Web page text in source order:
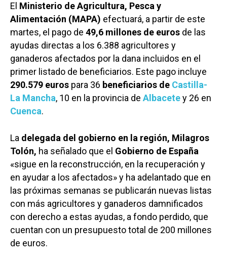
El Ministerio de Agricultura, Pesca y
Alimentación (MAPA) efectuará, a partir de este
martes, el pago de 49,6 millones de euros de las
ayudas directas a los 6.388 agricultores y
ganaderos afectados por la dana incluidos en el
primer listado de beneficiarios. Este pago incluye
290.579 euros para 36 beneficiarios de Castilla-
La Mancha, 10 en la provincia de Albacetey 26 en
Cuenca.
La delegada del gobierno en la región, Milagros
Tolón, ha señalado que el Gobierno de España
«sigue en la reconstrucción, en la recuperación y
en ayudar a los afectados» y ha adelantado que en
las próximas semanas se publicarán nuevas listas
con más agricultores y ganaderos damnificados
con derecho a estas ayudas, a fondo perdido, que
cuentan con un presupuesto total de 200 millones
de euros.